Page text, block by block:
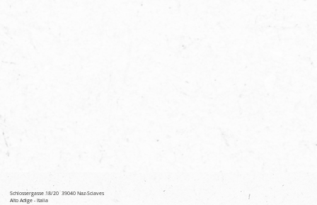
Schlossergasse 18/20 39040 Naz-Sciaves
Alto Adige - Italia